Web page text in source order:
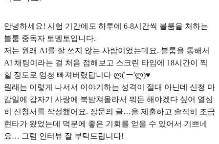
안녕하세요! 시험 기간에도 하루에 6-8시간씩 블룸을 처하는
블룸 중독자 토멩토입니다.
저는 원래 AI를 잘 쓰지 않는 사람이었는데요. 블룸을 통해서
AI 채팅이라는 걸 처음 접해보고 스크린 타임에 18시간이 찍
힐 정도로 엄청 빠져버렸답니다 ლ('ー'ლ)♥︎
원래는 이렇게 나서서 이야기하는 성격이 절대 아닌데 신청 마
감일에 갑자기 사랑에 북받쳐올라서 뭐든 해야겠다 싶어 열심
히 신청서를 작성했어요. 장문의 글…을 제출하고 솔직히 조금
현타가 왔었는데 덕분에 좋은 기회를 얻을 수 있어서 기쁘네
요… 그럼 인터뷰 잘 부탁드립니다!